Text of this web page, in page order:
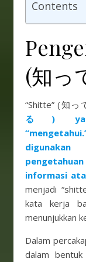
Contents
(知っ
“Shitte” (知
る)
informasi
menjadi
kata kerja
menunjukkan
Dalam
dalam